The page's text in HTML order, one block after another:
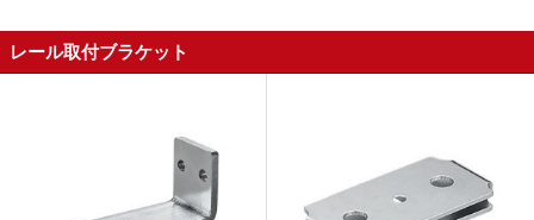
レール取付ブラケット